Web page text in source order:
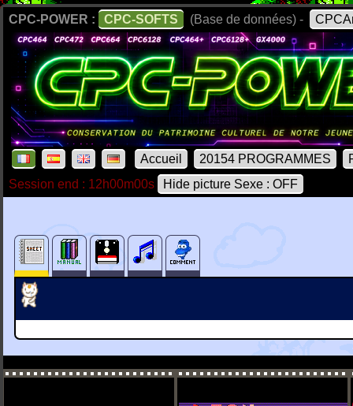
CPC-POWER : CPC-SOFTS (Base de données) -
Accueil 20154 PROGRAMMES
Session end : 12h00m00s
Hide picture Sexe : OFF